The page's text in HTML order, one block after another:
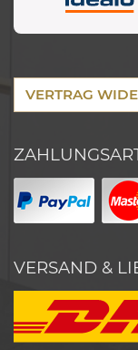
VERTRAG
VERSAND &